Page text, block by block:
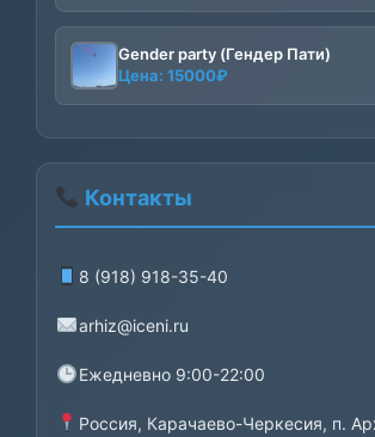
2000₽
–
Gender party (Гендер Пати)
Цена: 15000₽
Контакты
8 (918) 918-35-40
arhiz@iceni.ru
Ежедневно 9:00-22:00
Россия, Карачаево-Черкесия, п.